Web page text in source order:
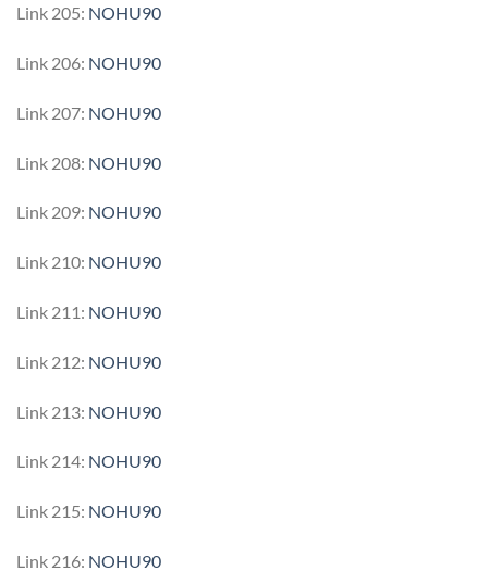
Link 205: NOHU90
Link 206: NOHU90
Link 207: NOHU90
Link 208: NOHU90
Link 209: NOHU90
Link 210: NOHU90
Link 211: NOHU90
Link 212: NOHU90
Link 213: NOHU90
Link 214: NOHU90
Link 215: NOHU90
Link 216: NOHU90